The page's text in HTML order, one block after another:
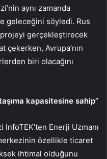
aynı zamanda
geleceğini söyledi. Rus
projeyi gerçekleştirecek
çekerken, Avrupa’nın
biri olacağını
kapasitesine sahip”
InfoTEK’ten Enerji Uzmanı
özellikle ticaret
ihtimal olduğunu